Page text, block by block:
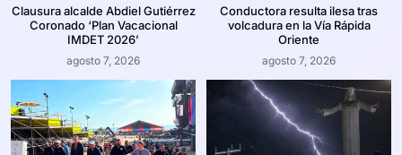
Clausura alcalde Abdiel Gutiérrez
Coronado ‘Plan Vacacional
IMDET 2026’
agosto 7, 2026
Conductora resulta ilesa tras
volcadura en la Vía Rápida
Oriente
agosto 7, 2026